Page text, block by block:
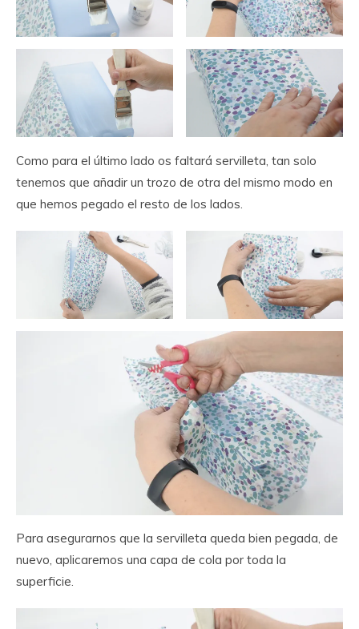
Como para el último lado os faltará servilleta, tan solo
tenemos que añadir un trozo de otra del mismo modo en
que hemos pegado el resto de los lados.
Para asegurarnos que la servilleta queda bien pegada, de
nuevo, aplicaremos una capa de cola por toda la
superficie.